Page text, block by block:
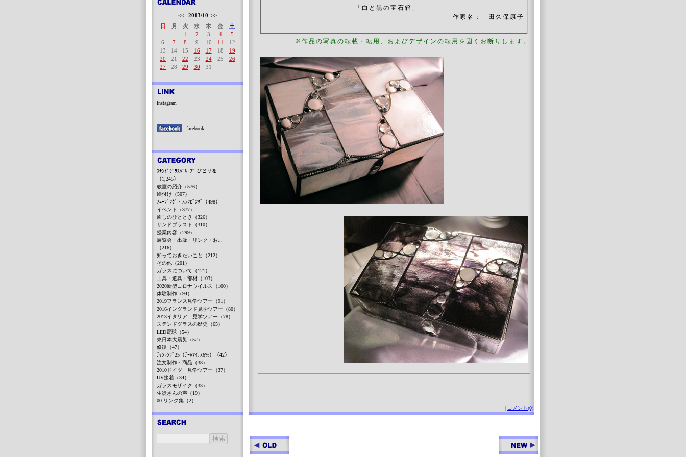
「白と黒の宝石箱」
作家名： 田久保康子
※作品の写真の転載・転用、およびデザインの転用を固くお断りします。
| コメント(0)
<< 2013/10 >>
日
月 火 水 木 金
土
1
2 3 4
5
6
7 8 9 10 11
12
13
14 15 16 17 18
19
20
21 22 23 24 25
26
27
28 29 30 31
Instagram
facebook
ｽﾃﾝﾄﾞｸﾞﾗｽｸﾞﾙｰﾌﾟ びどりを
（1,245）
教室の紹介（576）
絵付け（507）
ﾌｭｰｼﾞﾝｸﾞ・ｽﾗﾝﾋﾟﾝｸﾞ（498）
イベント（377）
癒しのひととき（326）
サンドブラスト（310）
授業内容（299）
展覧会・出版・リンク・お...
（216）
知っておきたいこと（212）
その他（201）
ガラスについて（121）
工具・道具・部材（103）
2020新型コロナウイルス（100）
体験制作（94）
2019フランス見学ツアー（91）
2016イングランド見学ツアー（80）
2013イタリア 見学ツアー（78）
ステンドグラスの歴史（65）
LED電球（54）
東日本大震災（52）
修復（47）
ﾁｬﾝﾚﾝｼﾞ25（ﾁｰﾑﾏｲﾅｽ6%）（42）
注文制作・商品（38）
2010ドイツ 見学ツアー（37）
UV接着（34）
ガラスモザイク（33）
生徒さんの声（19）
00-リンク集（2）